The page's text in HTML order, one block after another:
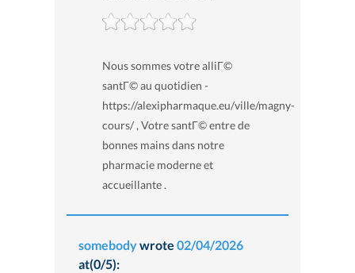
Nous sommes votre alliГ©
santГ© au quotidien -
https://alexipharmaque.eu/ville/magny-
cours/ , Votre santГ© entre de
bonnes mains dans notre
pharmacie moderne et
accueillante .
somebodywrote 02/04/2026
at(0/5):